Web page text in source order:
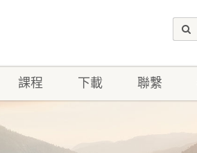
課程 下載 聯繫